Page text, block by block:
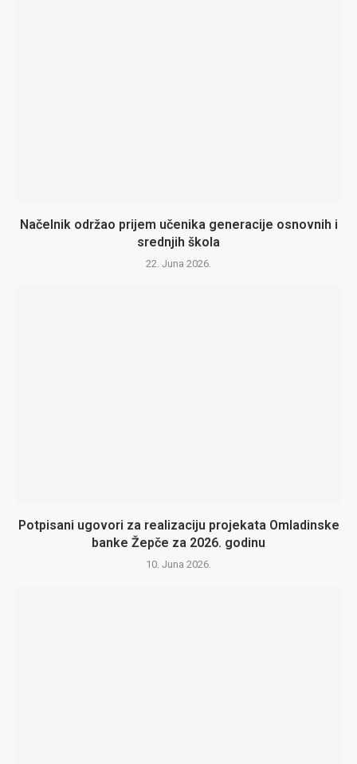
Načelnik održao prijem učenika generacije osnovnih i
srednjih škola
22. Juna 2026.
Potpisani ugovori za realizaciju projekata Omladinske
banke Žepče za 2026. godinu
10. Juna 2026.